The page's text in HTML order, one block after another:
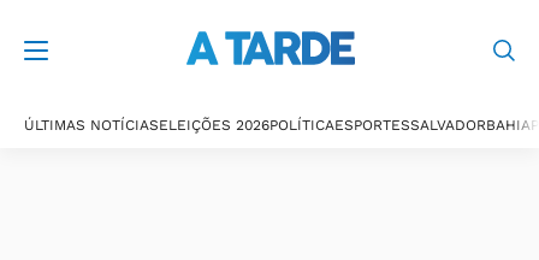
ÚLTIMAS NOTÍCIASELEIÇÕES 2026POLÍTICAESPORTESSALVADORBAHIA